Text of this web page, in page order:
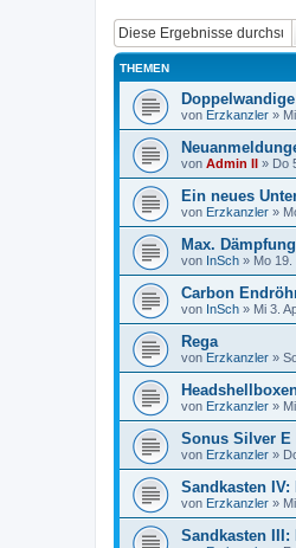
THEMEN
von Erzkanzler »
von Admin II » Do
Ein neues
von Erzkanzler »
Max.
von InSch » Mo 19.
Carbon
von InSch » Mi 3.
Rega
von Erzkanzler »
von Erzkanzler »
Sonus Silver E
von Erzkanzler »
Sandkasten IV:
von Erzkanzler »
Sandkasten III: